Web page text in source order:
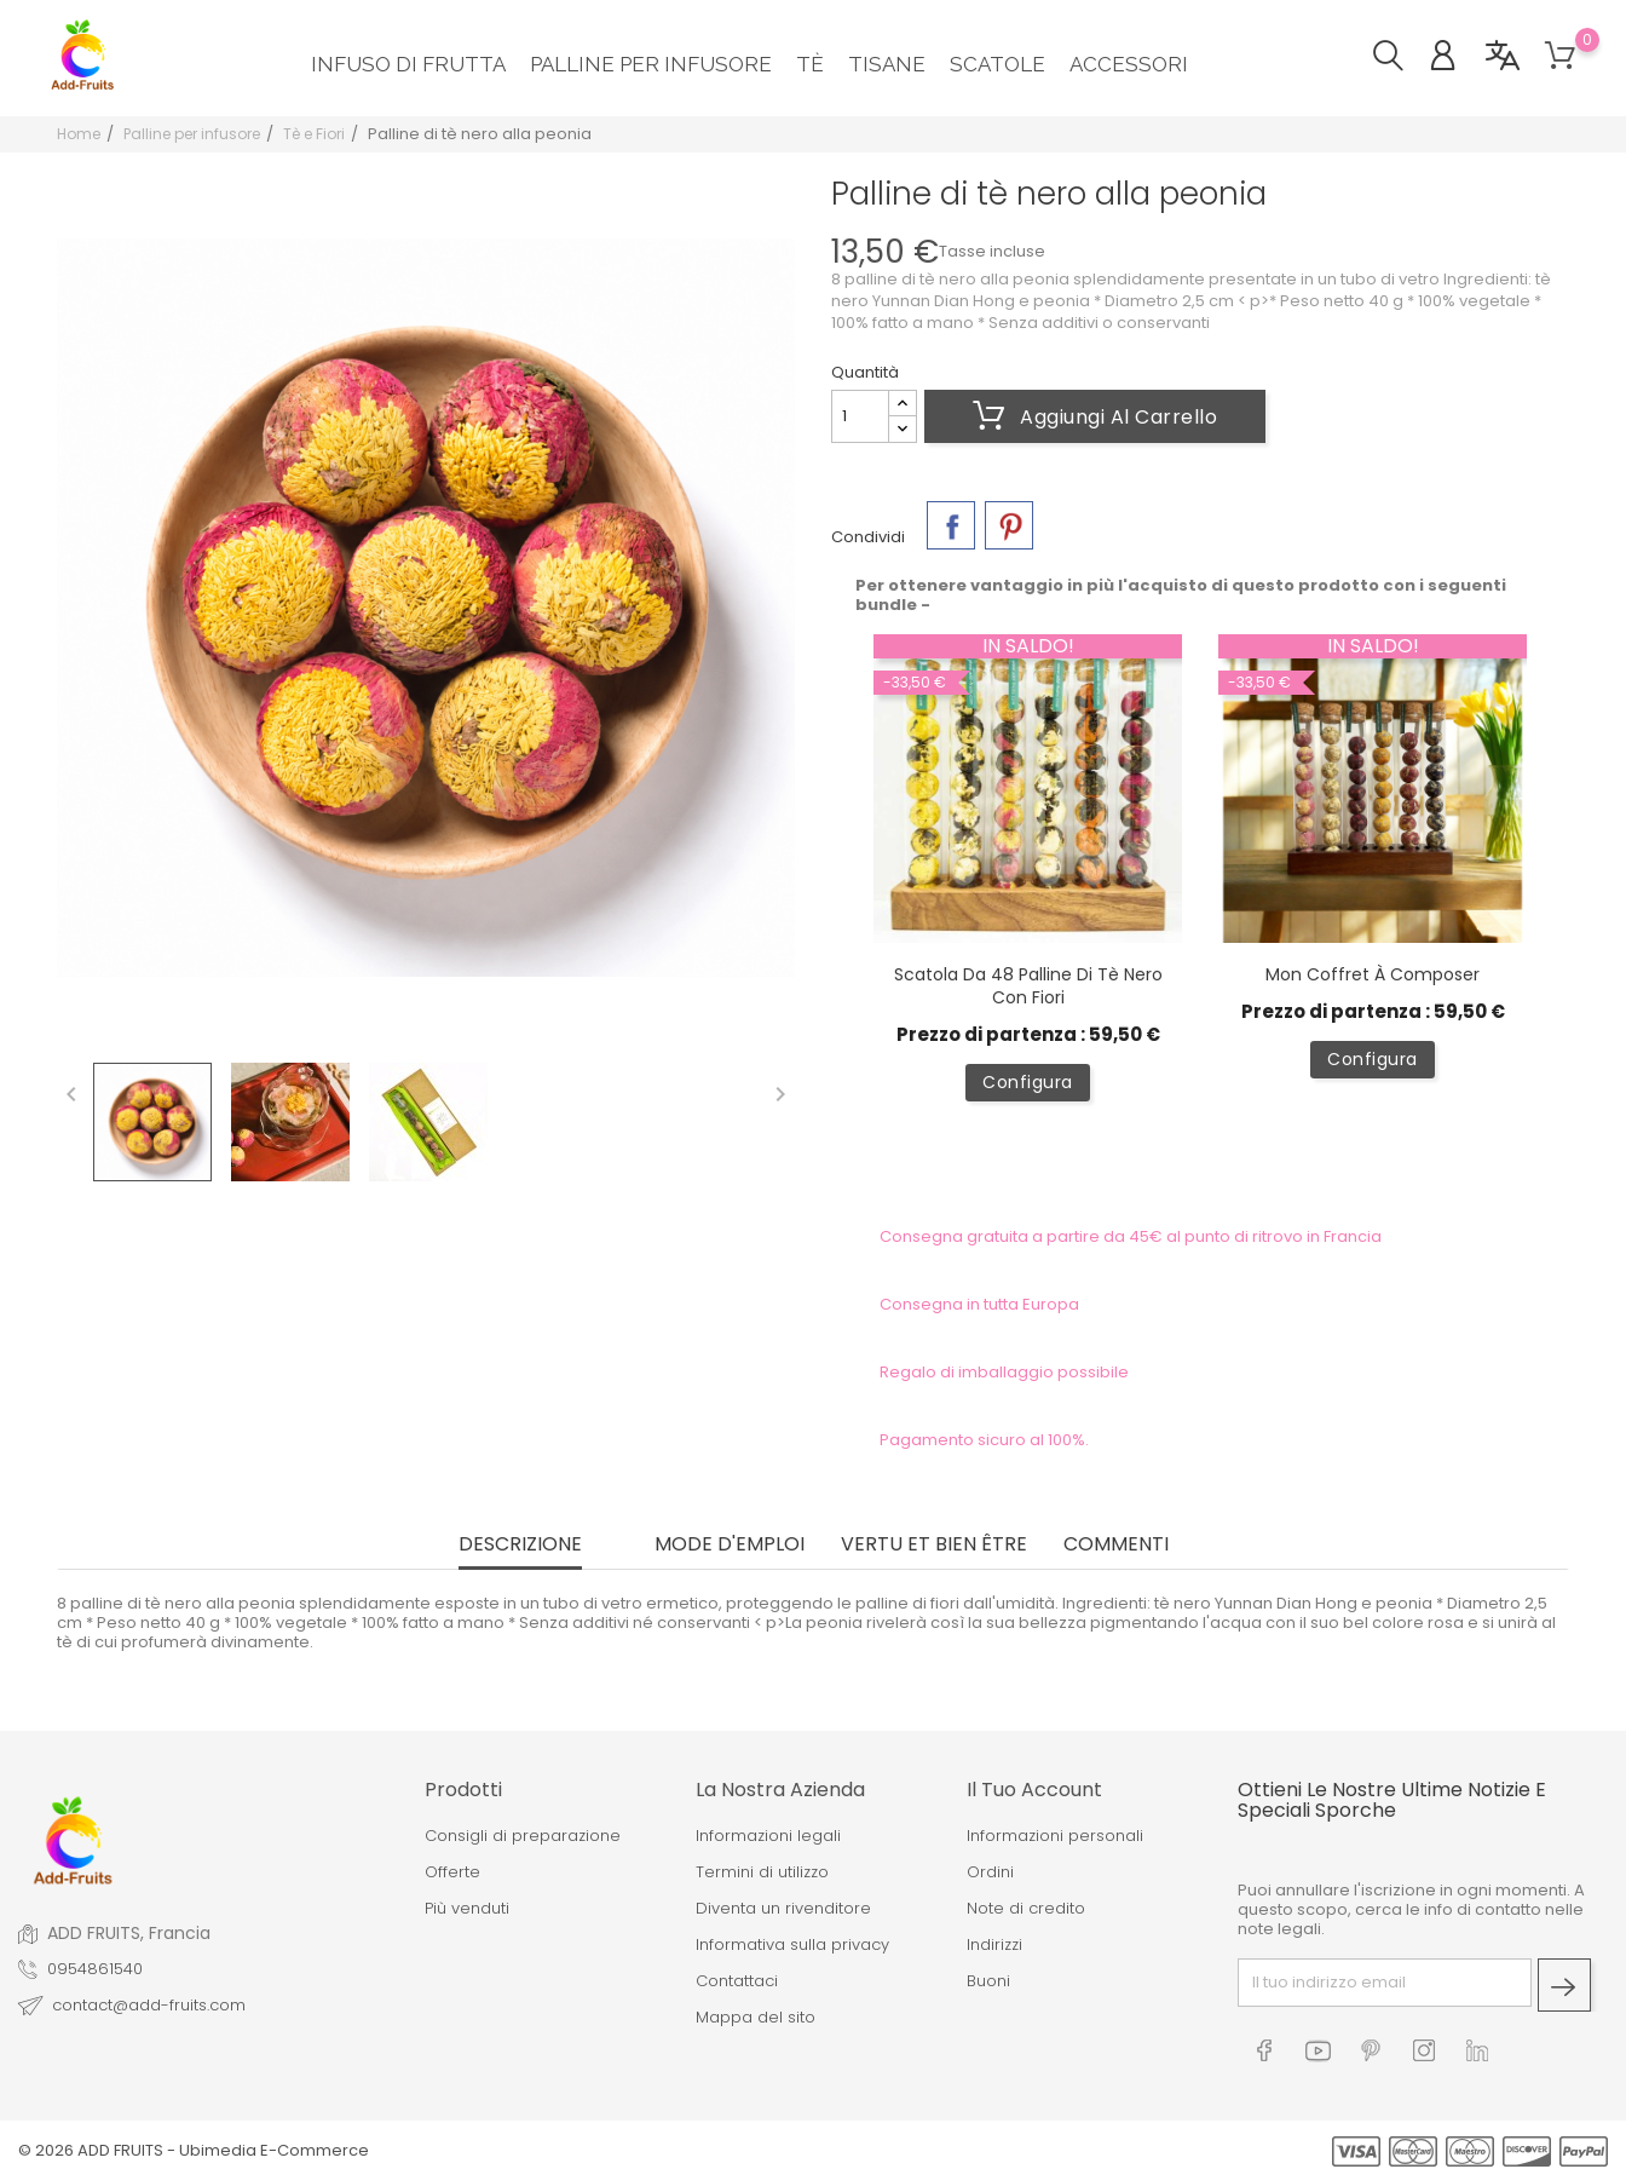
INFUSO DI FRUTTA PALLINE PER INFUSORE TÈ TISANE SCATOLE ACCESSORI
0
Home Palline per infusore Tè e Fiori Palline di tè nero alla peonia
 
Palline di tè nero alla peonia
13,50 €Tasse incluse
8 palline di tè nero alla peonia splendidamente presentate in un tubo di vetro Ingredienti: tè
nero Yunnan Dian Hong e peonia * Diametro 2,5 cm < p>* Peso netto 40 g * 100% vegetale *
100% fatto a mano * Senza additivi o conservanti
Quantità
Aggiungi Al Carrello
Condividi
Per ottenere vantaggio in più l'acquisto di questo prodotto con i seguenti
bundle -
Scatola Da 48 Palline Di Tè Nero
Con Fiori
Prezzo di partenza : 59,50 €
Configura
IN SALDO!
-33,50 €
Mon Coffret À Composer
Prezzo di partenza : 59,50 €
Configura
IN SALDO!
-33,50 €
Consegna gratuita a partire da 45€ al punto di ritrovo in Francia
Consegna in tutta Europa
Regalo di imballaggio possibile
Pagamento sicuro al 100%.
DESCRIZIONE MODE D'EMPLOI VERTU ET BIEN ÊTRE COMMENTI
8 palline di tè nero alla peonia splendidamente esposte in un tubo di vetro ermetico, proteggendo le palline di fiori dall'umidità. Ingredienti: tè nero Yunnan Dian Hong e peonia * Diametro 2,5
cm * Peso netto 40 g * 100% vegetale * 100% fatto a mano * Senza additivi né conservanti < p>La peonia rivelerà così la sua bellezza pigmentando l'acqua con il suo bel colore rosa e si unirà al
tè di cui profumerà divinamente.
ADD FRUITS, Francia
0954861540
contact@add-fruits.com
Prodotti
Consigli di preparazione
Offerte
Più venduti
La Nostra Azienda
Informazioni legali
Termini di utilizzo
Diventa un rivenditore
Informativa sulla privacy
Contattaci
Mappa del sito
Il Tuo Account
Informazioni personali
Ordini
Note di credito
Indirizzi
Buoni
Ottieni Le Nostre Ultime Notizie E
Speciali Sporche
Puoi annullare l'iscrizione in ogni momenti. A
questo scopo, cerca le info di contatto nelle
note legali.
© 2026 ADD FRUITS - Ubimedia E-Commerce